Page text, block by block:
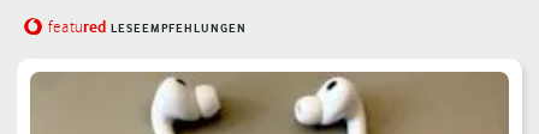
featured LESEEMPFEHLUNGEN